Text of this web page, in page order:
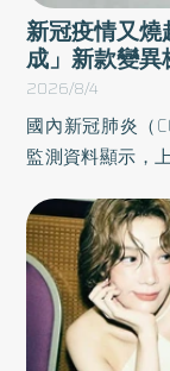
新冠疫情又燒
成」新款變
2026/8/4
國內新冠肺炎（
監測資料顯示，
症病例，創
嗽、鼻塞、流鼻
19相關症狀，可
醫。